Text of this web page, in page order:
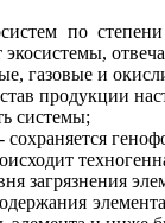
по
газовые и
продукции
системы;
загрязнения